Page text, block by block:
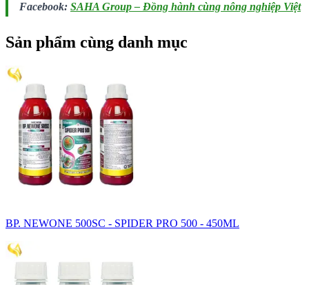
Facebook: SAHA Group – Đồng hành cùng nông nghiệp Việt
Sản phẩm cùng danh mục
BP. NEWONE 500SC - SPIDER PRO 500 - 450ML